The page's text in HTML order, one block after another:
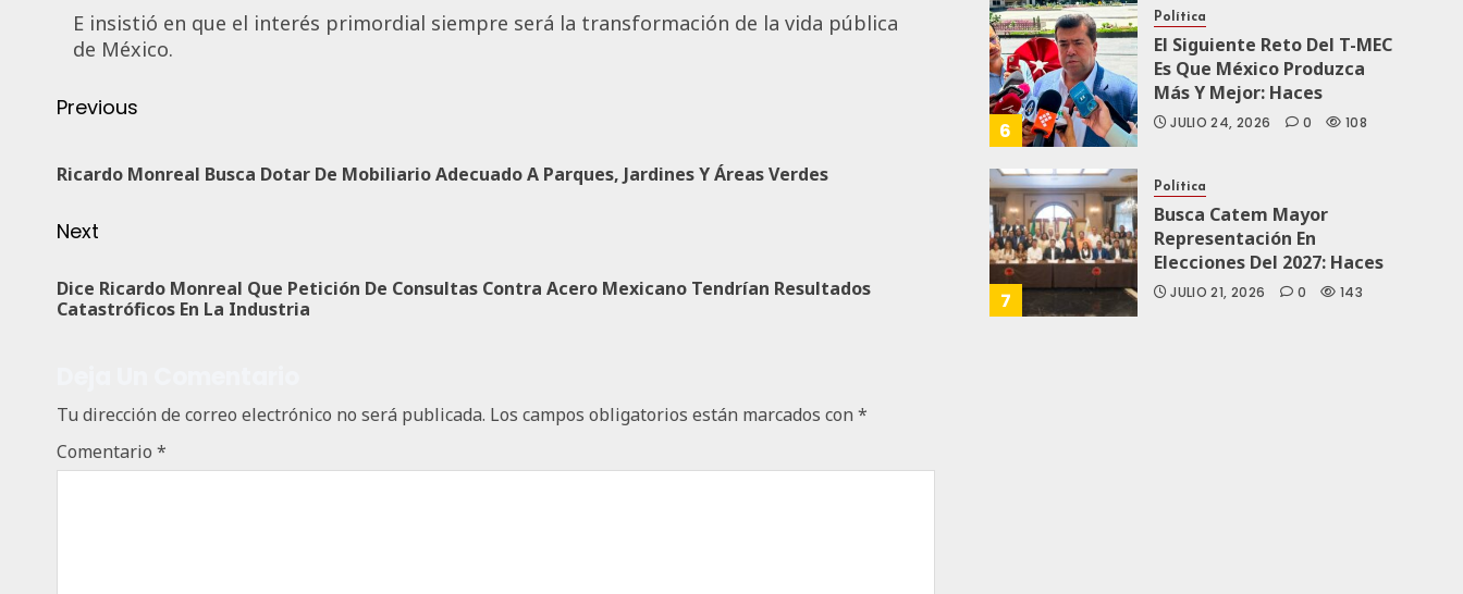
E insistió en que el interés primordial siempre será la transformación de la vida pública
de México.
Previous
Ricardo Monreal Busca Dotar De Mobiliario Adecuado A Parques, Jardines Y Áreas Verdes
Next
Dice Ricardo Monreal Que Petición De Consultas Contra Acero Mexicano Tendrían Resultados
Catastróficos En La Industria
Tu dirección de correo electrónico no será publicada. Los campos obligatorios están marcados con *
Comentario *
6
Política
El Siguiente Reto Del T-MEC
Es Que México Produzca
Más Y Mejor: Haces
JULIO 24, 2026 0 108
7
Política
Busca Catem Mayor
Representación En
Elecciones Del 2027: Haces
JULIO 21, 2026 0 143